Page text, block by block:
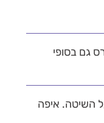
גם בסופי
השיטה. איפה